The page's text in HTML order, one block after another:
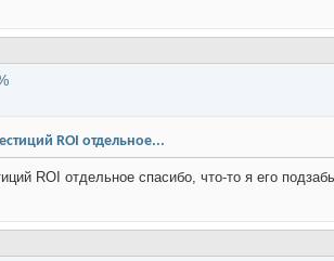
ROI отдельное...
ROI отдельное спасибо, что-то я его